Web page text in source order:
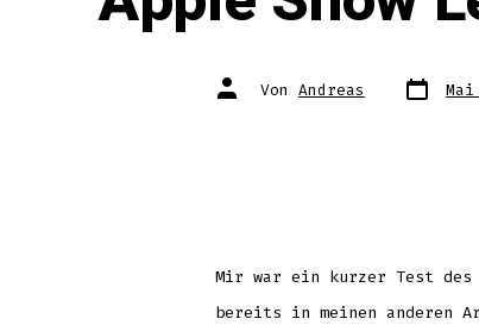
Autor
des Von Andreas Datum
des
Mir war ein kurzer Test des
bereits in meinen anderen